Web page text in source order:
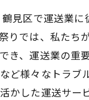
見区で運送業
りでは、私た
き、運送業の重
ど様々なトラ
かした運送サ